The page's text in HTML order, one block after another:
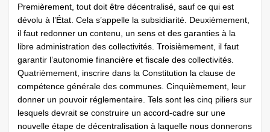
Premièrement, tout doit être décentralisé, sauf ce qui est
dévolu à l’État. Cela s’appelle la subsidiarité. Deuxièmement,
il faut redonner un contenu, un sens et des garanties à la
libre administration des collectivités. Troisièmement, il faut
garantir l’autonomie financière et fiscale des collectivités.
Quatrièmement, inscrire dans la Constitution la clause de
compétence générale des communes. Cinquièmement, leur
donner un pouvoir réglementaire. Tels sont les cinq piliers sur
lesquels devrait se construire un accord-cadre sur une
nouvelle étape de décentralisation à laquelle nous donnerons